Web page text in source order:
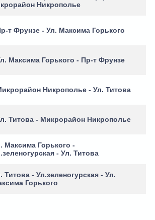
Никрополье
т Фрунзе - Ул. Максима Горького
Максима Горького - Пр-т Фрунзе
Никрополье - Ул. Титова
Титова - Микрорайон Никрополье
Максима Горького -
- Ул. Титова
Титова - Ул.зеленогурская - Ул.
Горького